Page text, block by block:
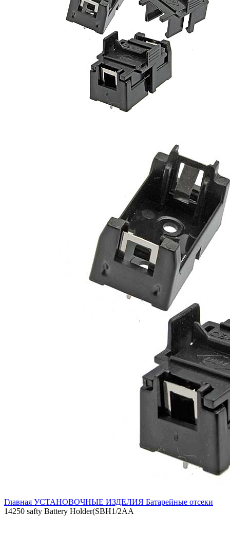
Главная УСТАНОВОЧНЫЕ ИЗДЕЛИЯ Батарейные отсеки
14250 safty Battery Holder(SBH1/2AA